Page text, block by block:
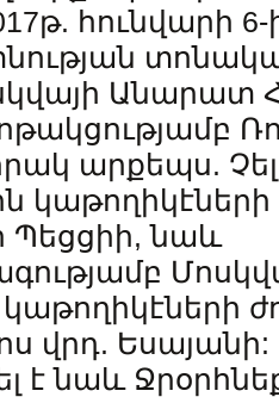
հունվարի 6-
Անարատ
արքեպս.
Պեցցիի, նաև
կաթողիկէների
վրդ.
է նաև